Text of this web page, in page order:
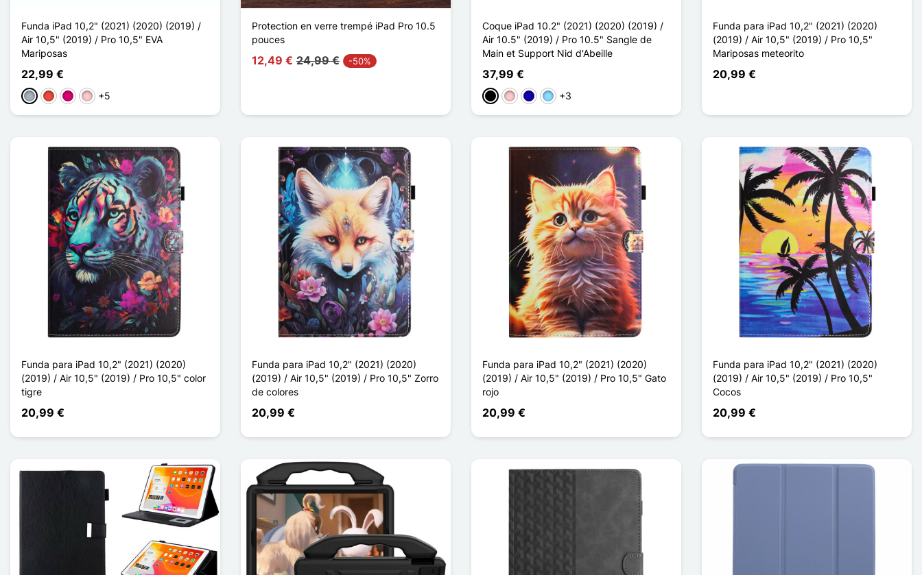
Funda iPad 10,2" (2021) (2020) (2019) /
Air 10,5" (2019) / Pro 10,5" EVA
Mariposas
22,99 €
Gris RojoMagenta
Rosa+5
Protection en verre trempé iPad Pro 10.5
pouces
12,49 € 24,99 € -50%
Coque iPad 10.2" (2021) (2020) (2019) /
Air 10.5" (2019) / Pro 10.5" Sangle de
Main et Support Nid d'Abeille
37,99 €
NegroRosaAzul oscuro
Azul claro
+3
Funda para iPad 10,2" (2021) (2020)
(2019) / Air 10,5" (2019) / Pro 10,5"
Mariposas meteorito
20,99 €
Funda para iPad 10,2" (2021) (2020)
(2019) / Air 10,5" (2019) / Pro 10,5" color
tigre
20,99 €
Funda para iPad 10,2" (2021) (2020)
(2019) / Air 10,5" (2019) / Pro 10,5" Zorro
de colores
20,99 €
Funda para iPad 10,2" (2021) (2020)
(2019) / Air 10,5" (2019) / Pro 10,5" Gato
rojo
20,99 €
Funda para iPad 10,2" (2021) (2020)
(2019) / Air 10,5" (2019) / Pro 10,5"
Cocos
20,99 €